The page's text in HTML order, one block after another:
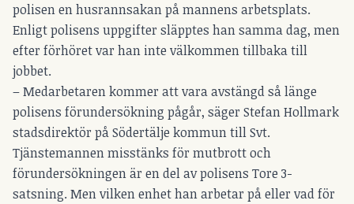
polisen en husrannsakan på mannens arbetsplats.
Enligt polisens uppgifter släpptes han samma dag, men
efter förhöret var han inte välkommen tillbaka till
jobbet.
– Medarbetaren kommer att vara avstängd så länge
polisens förundersökning pågår, säger Stefan Hollmark
stadsdirektör på Södertälje kommun till Svt.
Tjänstemannen misstänks för mutbrott och
förundersökningen är en del av polisens Tore 3-
satsning. Men vilken enhet han arbetar på eller vad för